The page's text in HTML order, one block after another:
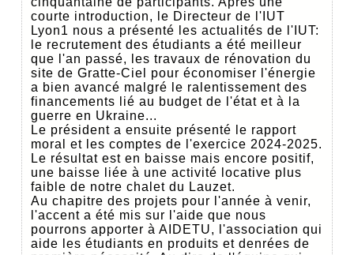
courte introduction, le Directeur de l'IUT
Lyon1 nous a présenté les actualités de l'IUT:
le recrutement des étudiants a été meilleur
que l'an passé, les travaux de rénovation du
site de Gratte-Ciel pour économiser l'énergie
a bien avancé malgré le ralentissement des
financements lié au budget de l'état et à la
guerre en Ukraine...
Le président a ensuite présenté le rapport
moral et les comptes de l'exercice 2024-2025.
Le résultat est en baisse mais encore positif,
une baisse liée à une activité locative plus
faible de notre chalet du Lauzet.
Au chapitre des projets pour l'année à venir,
l'accent a été mis sur l'aide que nous
pourrons apporter à AIDETU, l'association qui
aide les étudiants en produits et denrées de